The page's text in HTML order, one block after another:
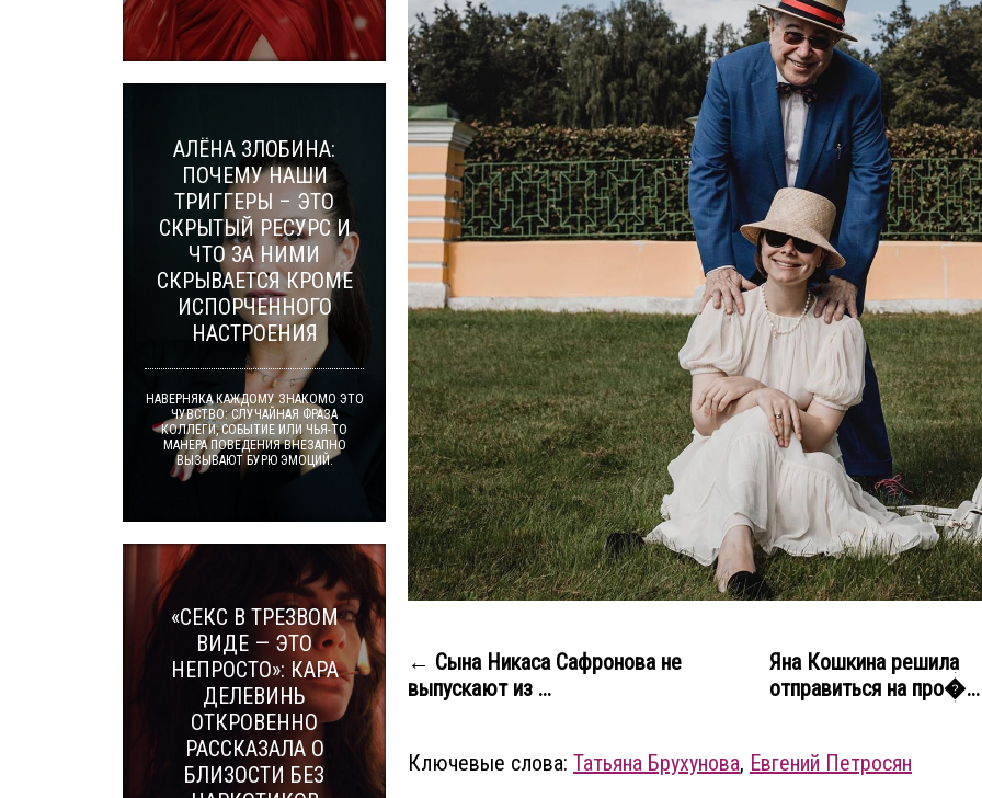
← Сына Никаса Сафронова не
выпускают из ...
Яна Кошкина решила
отправиться на
Ключевые слова: Татьяна Брухунова, Евгений Петросян
АЛЁНА ЗЛОБИНА:
ПОЧЕМУ НАШИ
ТРИГГЕРЫ – ЭТО
СКРЫТЫЙ РЕСУРС И
ЧТО ЗА НИМИ
СКРЫВАЕТСЯ КРОМЕ
ИСПОРЧЕННОГО
НАСТРОЕНИЯ
НАВЕРНЯКА КАЖДОМУ ЗНАКОМО ЭТО
ЧУВСТВО: СЛУЧАЙНАЯ ФРАЗА
КОЛЛЕГИ, СОБЫТИЕ ИЛИ ЧЬЯ-ТО
МАНЕРА ПОВЕДЕНИЯ ВНЕЗАПНО
ВЫЗЫВАЮТ БУРЮ ЭМОЦИЙ.
«СЕКС В ТРЕЗВОМ
ВИДЕ — ЭТО
НЕПРОСТО»: КАРА
ДЕЛЕВИНЬ
ОТКРОВЕННО
РАССКАЗАЛА О
БЛИЗОСТИ БЕЗ